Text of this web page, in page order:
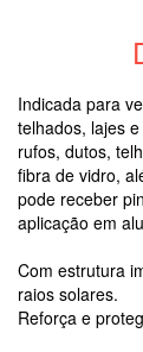
Indicada para
telhados, lajes
rufos, dutos,
fibra de vidro,
pode receber
aplicação em
Com estrutura
raios solares.
Reforça e